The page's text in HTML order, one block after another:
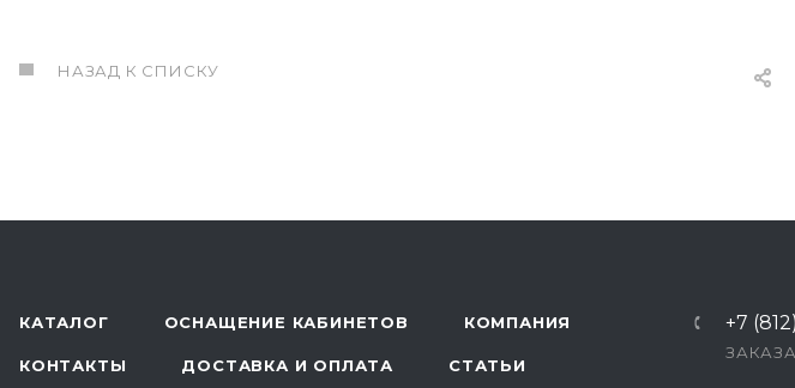
НАЗАД К СПИСКУ
КАТАЛОГ ОСНАЩЕНИЕ КАБИНЕТОВ КОМПАНИЯ
КОНТАКТЫ ДОСТАВКА И ОПЛАТА СТАТЬИ
+7